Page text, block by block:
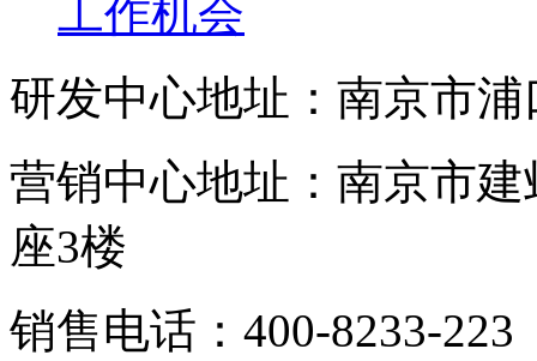
工作机会
研发中心地址：南京市
营销中心地址：南京市
座3楼
销售电话：400-8233-223